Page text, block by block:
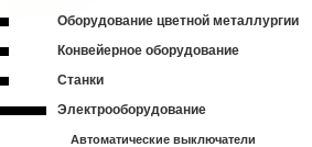
Оборудование цветной металлургии
Конвейерное оборудование
Станки
Электрооборудование
Автоматические выключатели